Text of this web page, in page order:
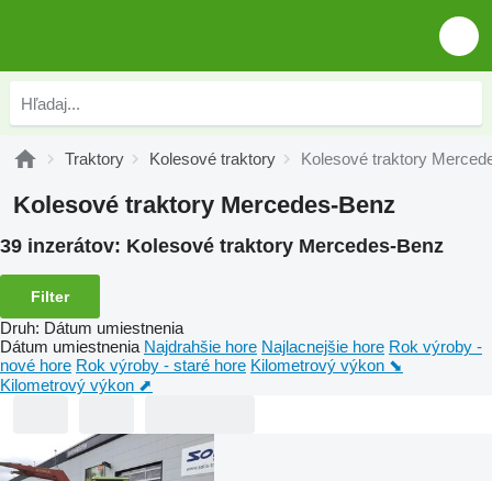
Traktory Kolesové traktory Kolesové traktory
Kolesové traktory Mercedes-Benz
39 inzerátov: Kolesové traktory Mercedes-Benz
Filter
Druh: Dátum umiestnenia
Dátum umiestnenia Najdrahšie hore Najlacnejšie hore Rok výroby -
nové hore Rok výroby - staré hore Kilometrový výkon ⬊
Kilometrový výkon ⬈